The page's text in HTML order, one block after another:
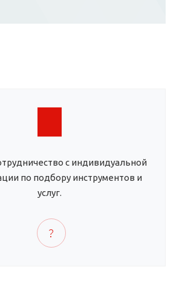
с индивидуальной
по подбору инструментов и
услуг.